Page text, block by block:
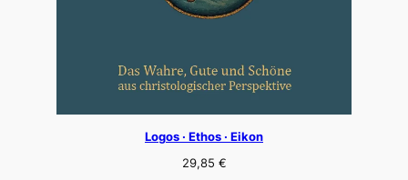
Logos · Ethos · Eikon
29,85 €